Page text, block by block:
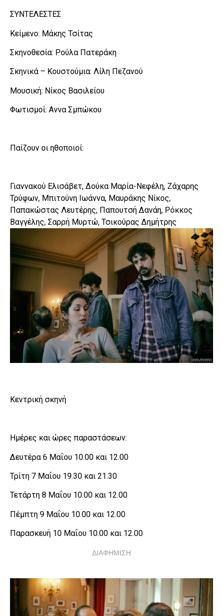
ΣΥΝΤΕΛΕΣΤΕΣ
Κείμενο: Μάκης Τσίτας
Σκηνοθεσία: Ρούλα Πατεράκη
Σκηνικά – Κουστούμια: Λίλη Πεζανού
Μουσική: Νίκος Βασιλείου
Φωτισμοί: Αννα Σμπώκου
Παίζουν οι ηθοποιοί:
Γιαννακού Ελισάβετ, Δούκα Μαρία-Νεφέλη, Ζάχαρης
Τρύφων, Μπιτούνη Ιωάννα, Μαυράκης Νίκος,
Παπακώστας Λευτέρης, Παπουτσή Δανάη, Ρόκκος
Βαγγέλης, Σαρρή Μυρτώ, Τσικούρας Δημήτρης
Κεντρική σκηνή
Ημέρες και ώρες παραστάσεων:
Δευτέρα 6 Μαΐου 10.00 και 12.00
Τρίτη 7 Μαΐου 19.30 και 21.30
Τετάρτη 8 Μαΐου 10.00 και 12.00
Πέμπτη 9 Μαΐου 10.00 και 12.00
Παρασκευή 10 Μαΐου 10.00 και 12.00
ΔΙΑΦΗΜΙΣΗ